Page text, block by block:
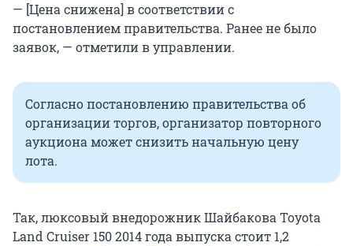
— [Цена снижена] в соответствии с
постановлением правительства. Ранее не было
заявок, — отметили в управлении.
Согласно постановлению правительства об
организации торгов, организатор повторного
аукциона может снизить начальную цену
лота.
Так, люксовый внедорожник Шайбакова Toyota
Land Cruiser 150 2014 года выпуска стоит 1,2